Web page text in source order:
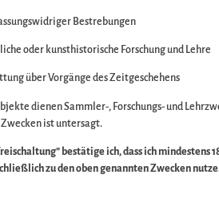
die
–
Bestrebungen
oder kunsthistorische Forschung und Lehre
über Vorgänge des Zeitgeschehens
dienen Sammler-, Forschungs- und
ist untersagt.
bestätige ich, dass ich mindestens
zu den oben genannten Zwecken